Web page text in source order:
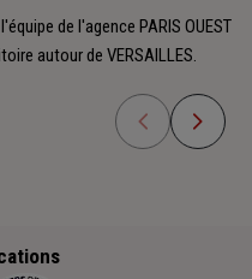
de l'agence PARIS OUEST
autour de VERSAILLES.